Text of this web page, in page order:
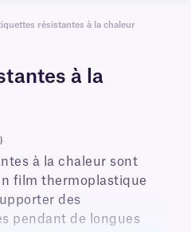
résistantes à la chaleur
à la
à la chaleur sont
film thermoplastique
des
pendant de longues